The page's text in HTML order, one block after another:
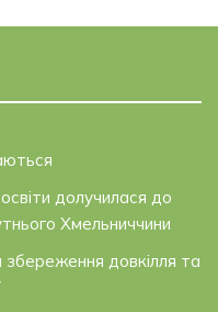
долучилася до
Хмельниччини
довкілля та